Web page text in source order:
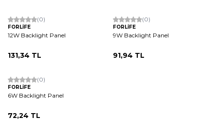
(0)
FORLİFE
12W Backlight Panel
131,34 TL
(0)
FORLİFE
9W Backlight Panel
91,94 TL
(0)
FORLİFE
6W Backlight Panel
72,24 TL